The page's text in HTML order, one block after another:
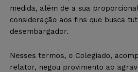
medida, além de a sua
consideração aos fins que busca
desembargador.
Nesses termos, o Colegiado,
relator, negou provimento ao